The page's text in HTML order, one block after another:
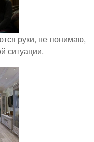
руки, не понимаю,
ситуации.